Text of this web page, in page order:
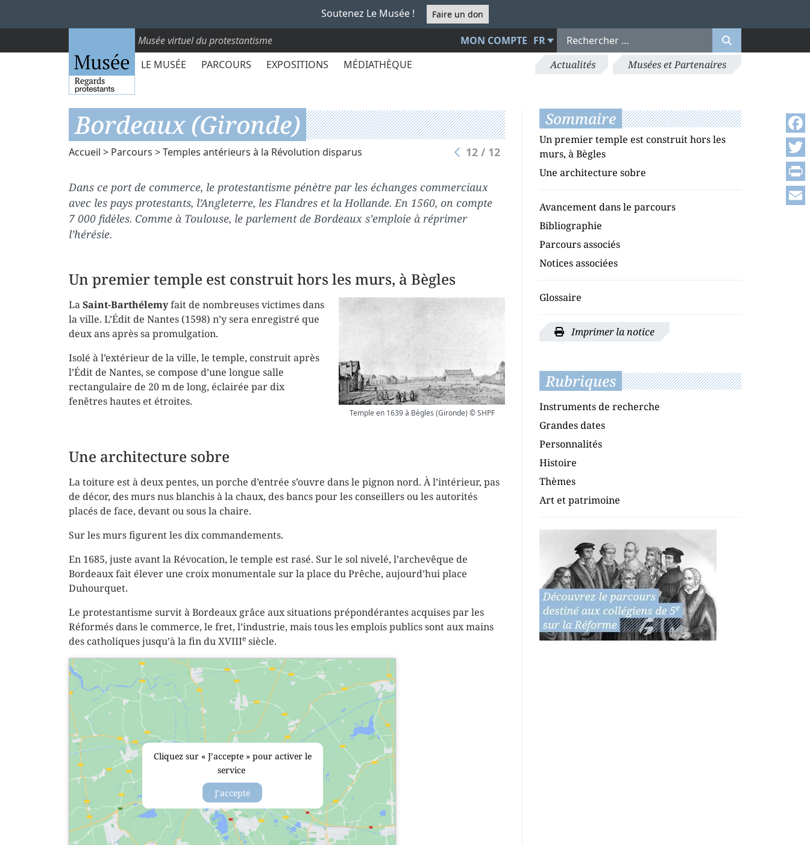
Soutenez Le Musée ! Faire un don
Musée virtuel du protestantisme MON COMPTE FR
LE MUSÉE
PARCOURS EXPOSITIONS MÉDIATHÈQUE Actualités Musées et Partenaires
Bordeaux (Gironde)
Accueil > Parcours >Temples antérieurs à la Révolution disparus 12 / 12
Dans ce port de commerce, le protestantisme pénètre par les échanges commerciaux
avec les pays protestants, l’Angleterre, les Flandres et la Hollande. En 1560, on compte
7 000 fidèles. Comme à Toulouse, le parlement de Bordeaux s’emploie à réprimer
l’hérésie.
Un premier temple est construit hors les murs, à Bègles
Temple en 1639 à Bègles (Gironde) © SHPF
LaSaint-Barthélemyfait de nombreuses victimes dans
la ville. L’Édit de Nantes (1598) n’y sera enregistré que
deux ans après sa promulgation.
Isolé à l’extérieur de la ville, le temple, construit après
l’Édit de Nantes, se compose d’une longue salle
rectangulaire de 20 m de long, éclairée par dix
fenêtres hautes et étroites.
Une architecture sobre
La toiture est à deux pentes, un porche d’entrée s’ouvre dans le pignon nord. À l’intérieur, pas
de décor, des murs nus blanchis à la chaux, des bancs pour les conseillers ou les autorités
placés de face, devant ou sous la chaire.
Sur les murs figurent les dix commandements.
En 1685, juste avant la Révocation, le temple est rasé. Sur le sol nivelé, l’archevêque de
Bordeaux fait élever une croix monumentale sur la place du Prêche, aujourd’hui place
Duhourquet.
Le protestantisme survit à Bordeaux grâce aux situations prépondérantes acquises par les
Réformés dans le commerce, le fret, l’industrie, mais tous les emplois publics sont aux mains
des catholiques jusqu’à la fin du XVIIIe siècle.
Cliquez sur « J’accepte » pour activer le
service
J’accepte
Sommaire
Un premier temple est construit hors les
murs, à Bègles
Une architecture sobre
Avancement dans le parcours
Bibliographie
Parcours associés
Notices associées
Glossaire
Imprimer la notice
Rubriques
Instruments de recherche
Grandes dates
Personnalités
Histoire
Thèmes
Art et patrimoine
Print